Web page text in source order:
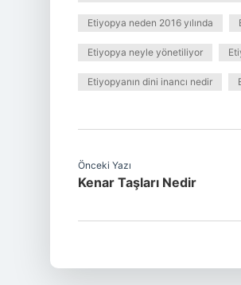
Etiyopya neden 2016 yılında
Etiyopya neyle yönetiliyor
Etiyopyanın dini inancı nedir
Önceki Yazı
Kenar Taşları Nedir